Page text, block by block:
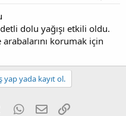
dolu yağışı etkili oldu.
arabalarını korumak için
yap yada kayıt ol.
Tumblr WhatsApp
E-posta